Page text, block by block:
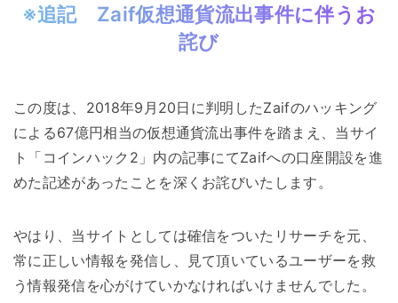
※追記 Zaif仮想通貨流出事件に伴うお
詫び
この度は、2018年9月20日に判明したZaifのハッキング
による67億円相当の仮想通貨流出事件を踏まえ、当サイ
ト「コインハック2」内の記事にてZaifへの口座開設を進
めた記述があったことを深くお詫びいたします。
やはり、当サイトとしては確信をついたリサーチを元、
常に正しい情報を発信し、見て頂いているユーザーを救
う情報発信を心がけていかなければいけませんでした。